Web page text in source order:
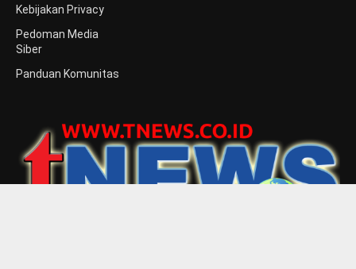
Kebijakan Privacy
Pedoman Media
Siber
Panduan Komunitas